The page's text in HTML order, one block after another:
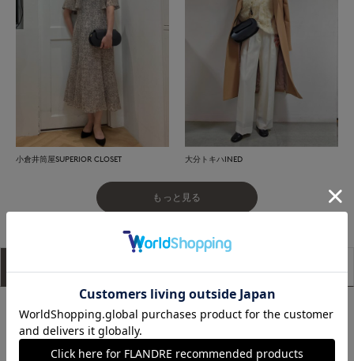
小倉井筒屋SUPERIOR CLOSET 大分トキハINED
もっと見る
オーバル型のフォルムがモダンで美しいレザーバッグ。なめら
かなスムースレザーも品のある佇まい。マチがしっかりあるの
で見た目以上の容量があります。取り外し可能なストラップ付